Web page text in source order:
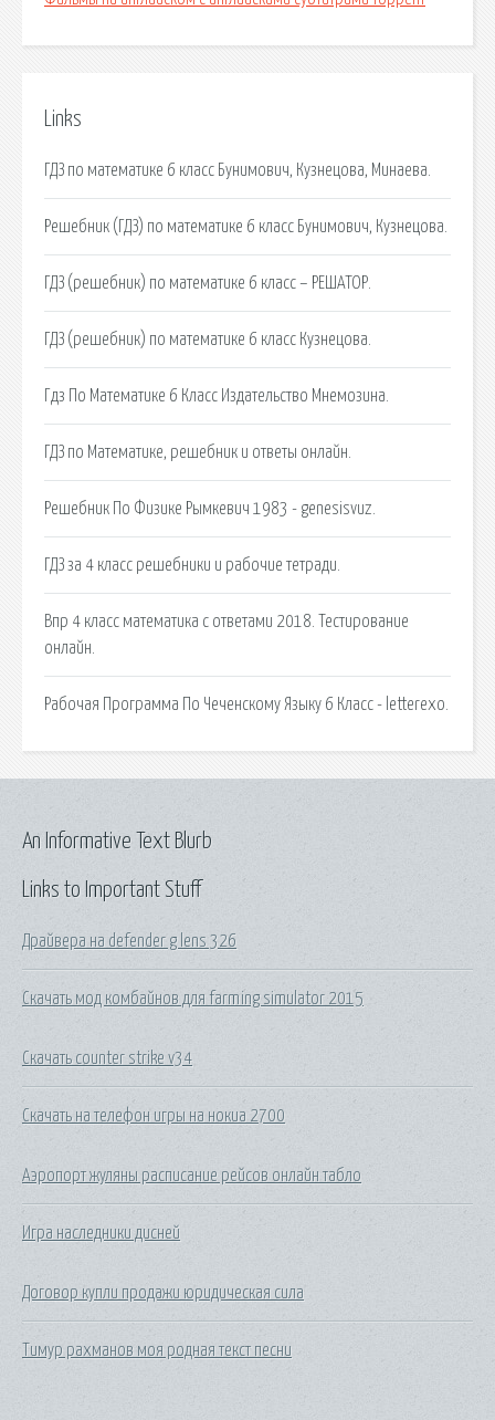
Links
ГДЗ по математике 6 класс Бунимович, Кузнецова, Минаева.
Решебник (ГДЗ) по математике 6 класс Бунимович, Кузнецова.
ГДЗ (решебник) по математике 6 класс – РЕШАТОР.
ГДЗ (решебник) по математике 6 класс Кузнецова.
Гдз По Математике 6 Класс Издательство Мнемозина.
ГДЗ по Математике, решебник и ответы онлайн.
Решебник По Физике Рымкевич 1983 - genesisvuz.
ГДЗ за 4 класс решебники и рабочие тетради.
Впр 4 класс математика с ответами 2018. Тестирование
онлайн.
Рабочая Программа По Чеченскому Языку 6 Класс - letterexo.
Links to Important Stuff
Драйвера на defender g lens 326
Скачать мод комбайнов для farming simulator 2015
Скачать counter strike v34
Скачать на телефон игры на нокиа 2700
Аэропорт жуляны расписание рейсов онлайн табло
Игра наследники дисней
Договор купли продажи юридическая сила
Тимур рахманов моя родная текст песни
An Informative Text Blurb